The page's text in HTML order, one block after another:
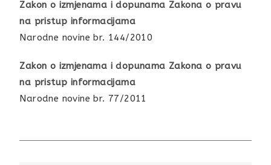
Zakon o izmjenama i dopunama Zakona o pravu
na pristup informacijama
Narodne novine br. 144/2010
Zakon o izmjenama i dopunama Zakona o pravu
na pristup informacijama
Narodne novine br. 77/2011